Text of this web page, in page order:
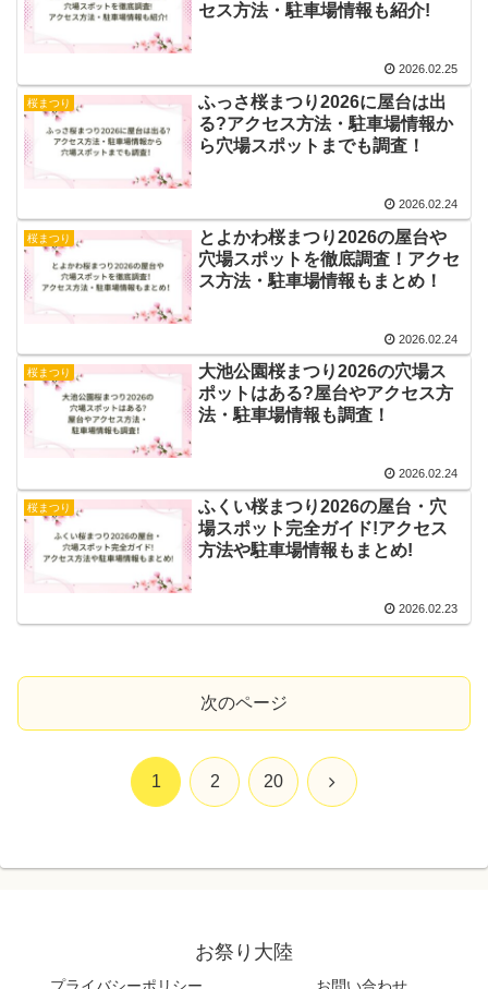
セス方法・駐車場情報も紹介!
2026.02.25
桜まつり
ふっさ桜まつり2026に屋台は出
る?アクセス方法・駐車場情報か
ら穴場スポットまでも調査！
2026.02.24
桜まつり
とよかわ桜まつり2026の屋台や
穴場スポットを徹底調査！アクセ
ス方法・駐車場情報もまとめ！
2026.02.24
桜まつり
大池公園桜まつり2026の穴場ス
ポットはある?屋台やアクセス方
法・駐車場情報も調査！
2026.02.24
桜まつり
ふくい桜まつり2026の屋台・穴
場スポット完全ガイド!アクセス
方法や駐車場情報もまとめ!
2026.02.23
次のページ
1 2 20 次
お祭り大陸